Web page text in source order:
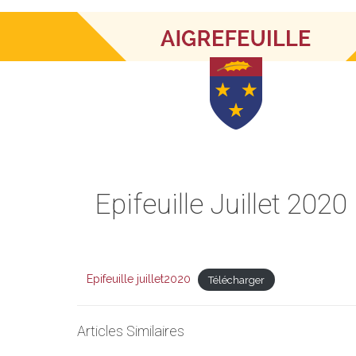
Epifeuille Juillet 2020
Epifeuille juillet2020 Télécharger
Articles Similaires